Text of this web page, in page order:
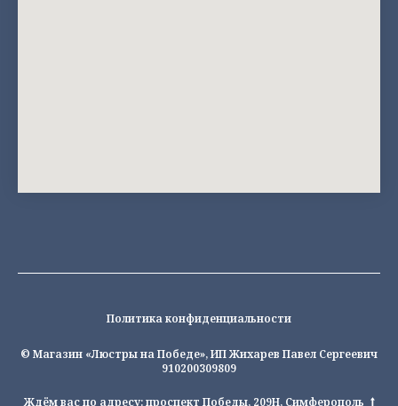
Политика конфиденциальности
© Магазин «Люстры на Победе», ИП Жихарев Павел Сергеевич
910200309809
Ждём вас по адресу: проспект Победы, 209Н, Симферополь